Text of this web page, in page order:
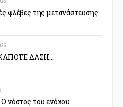
φλέβες της μετανάστευσης
ΔΑΣΗ…
Ο νόστος του ενόχου